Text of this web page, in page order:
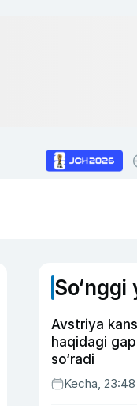
Avstriya
haqidagi
so‘radi
Kecha, 23:48